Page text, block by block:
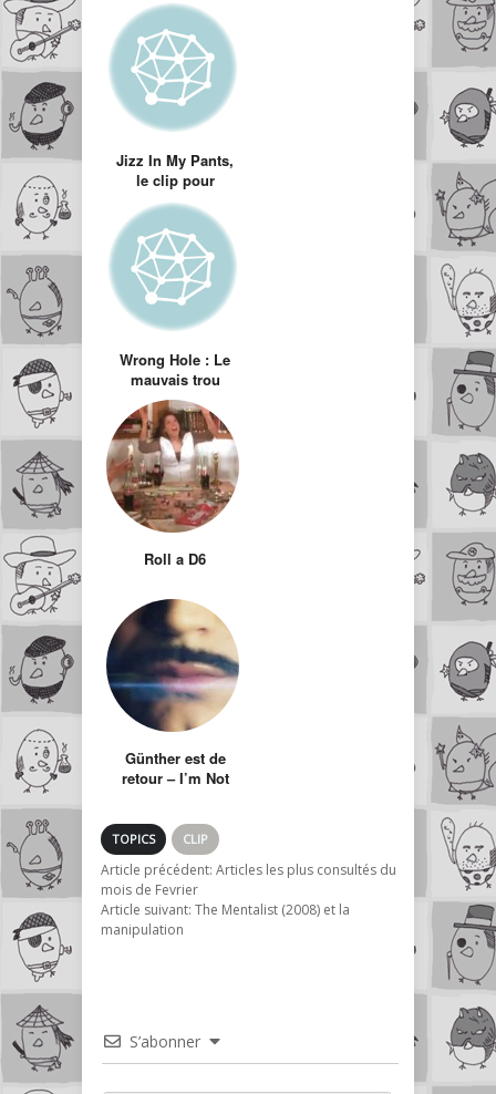
Jizz In My Pants,
le clip pour
éjaculateurs
précoces
Wrong Hole : Le
mauvais trou
Roll a D6
Günther est de
retour – I’m Not
TOPICS CLIP
Article précédent: Articles les plus consultés du
mois de Fevrier
Article suivant: The Mentalist (2008) et la
manipulation
S’abonner